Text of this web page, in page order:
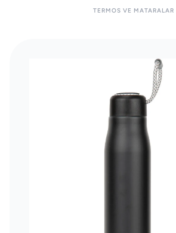
TERMOS VE MATARALAR